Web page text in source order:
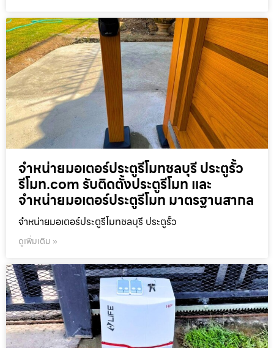
จำหน่ายมอเตอร์ประตูรีโมทชลบุรี ประตูรั้ว
รีโมท.com รับติดตั้งประตูรีโมท และ
จำหน่ายมอเตอร์ประตูรีโมท มาตรฐานสากล
จำหน่ายมอเตอร์ประตูรีโมทชลบุรี ประตูรั้ว
ดูเพิ่มเติม »